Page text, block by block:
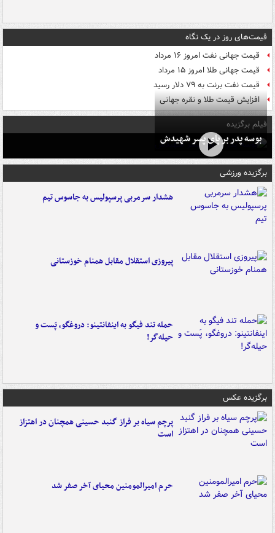
قیمت‌های روز در یک نگاه
قیمت جهانی نفت امروز ۱۶ مرداد
قیمت جهانی طلا امروز ۱۵ مرداد
قیمت نفت برنت به ۷۹ دلار رسید
افزایش قیمت طلا و نقره جهانی
فیلم برگزیده
بوسه‌ پدر بر پای پسر شهیدش
برگزیده ورزشی
هشدار سرمربی پرسپولیس به جاسوس تیم
پیروزی استقلال مقابل همنام خوزستانی
حمله تند فیگو به اینفانتینو: دروغگو، پَست‌ و
حیله‌گر!
برگزیده عکس
پرچم سیاه بر فراز گنبد حسینی همچنان در اهتزاز
است
حرم امیرالمومنین محیای آخر صفر شد